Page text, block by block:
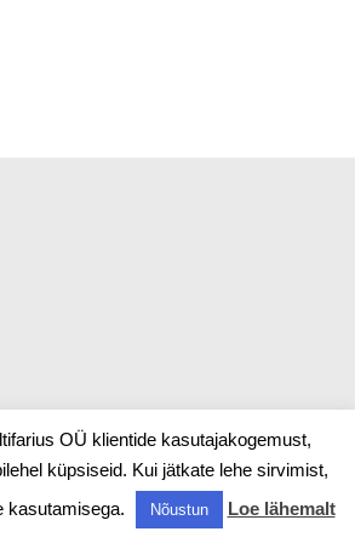
OÜ klientide kasutajakogemust,
küpsiseid. Kui jätkate lehe sirvimist,
kasutamisega.
Nõustun Loe lähemalt